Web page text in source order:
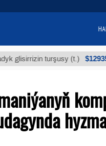
turşusy (t.) $12935,18